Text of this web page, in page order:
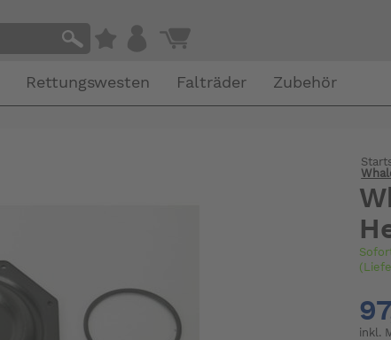
Rettungswesten Falträder Zubehör
inkl.